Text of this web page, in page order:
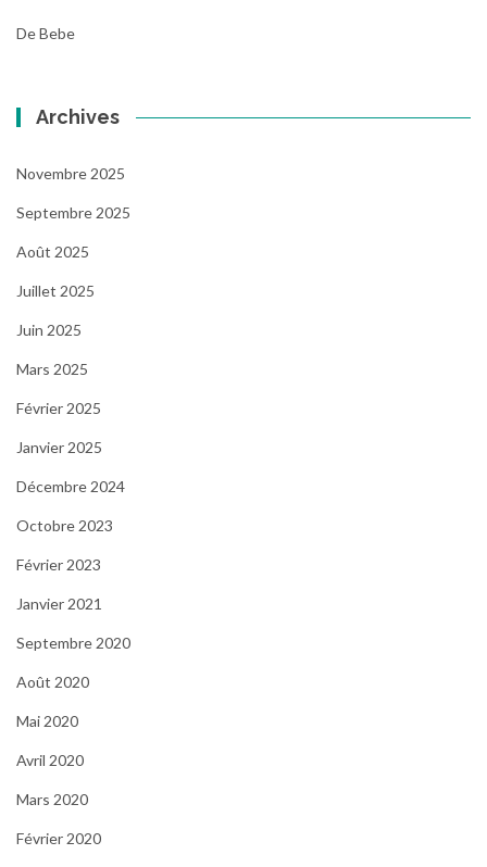
De Bebe
Archives
Novembre 2025
Septembre 2025
Août 2025
Juillet 2025
Juin 2025
Mars 2025
Février 2025
Janvier 2025
Décembre 2024
Octobre 2023
Février 2023
Janvier 2021
Septembre 2020
Août 2020
Mai 2020
Avril 2020
Mars 2020
Février 2020